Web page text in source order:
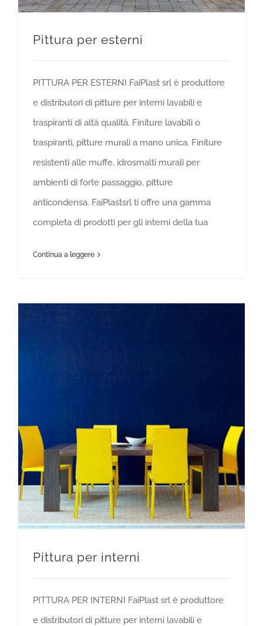
Pittura per esterni
PITTURA PER ESTERNI FaiPlast srl è produttore
e distributori di pitture per interni lavabili e
traspiranti di altà qualità. Finiture lavabili o
traspiranti, pitture murali a mano unica. Finiture
resistenti alle muffe, idrosmalti murali per
ambienti di forte passaggio, pitture
anticondensa. FaiPlastsrl ti offre una gamma
completa di prodotti per gli interni della tua
Continua a leggere
Pittura per interni
PITTURA PER INTERNI FaiPlast srl è produttore
e distributori di pitture per interni lavabili e